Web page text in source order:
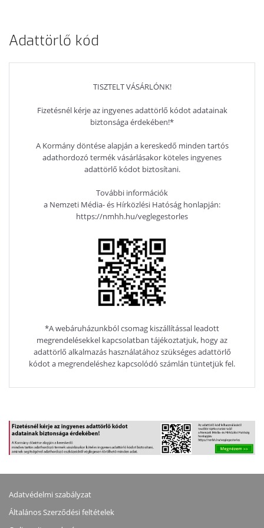
Adattörlő kód
TISZTELT VÁSÁRLÓNK!
Fizetésnél kérje az ingyenes adattörlő kódot adatainak
biztonsága érdekében!*
A Kormány döntése alapján a kereskedő minden tartós
adathordozó termék vásárlásakor köteles ingyenes
adattörlő kódot biztosítani.
További információk
a Nemzeti Média- és Hírközlési Hatóság honlapján:
https://nmhh.hu/veglegestorles
*A webáruházunkból csomag kiszállítással leadott
megrendelésekkel kapcsolatban tájékoztatjuk, hogy az
adattörlő alkalmazás használatához szükséges adattörlő
kódot a megrendeléshez kapcsolódó számlán tüntetjük fel.
Adatvédelmi szabályzat
Általános Szerződési feltételek